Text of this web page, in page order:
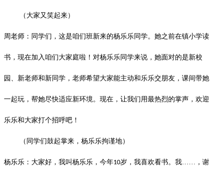
（大家又笑起来）
周老师：同学们，这是咱们班新来的杨乐乐同学。她之前在镇小学读
书，现在加入咱们大家庭啦！对杨乐乐同学来说，她面对的是新校
园、新老师和新同学，老师希望大家能主动和乐乐交朋友，课间带她
一起玩，帮她尽快适应新环境。现在，让我们用最热烈的掌声，欢迎
乐乐和大家打个招呼吧！
（同学们鼓起掌来，杨乐乐拘谨地）
杨乐乐：大家好，我叫杨乐乐，今年10岁，我喜欢看书。我……，谢